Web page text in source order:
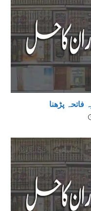
پڑھنا